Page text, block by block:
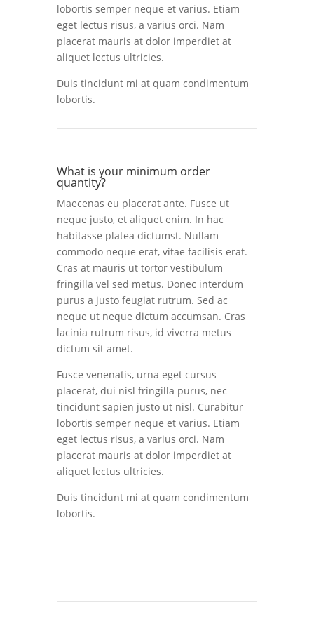
lobortis semper neque et varius. Etiam
eget lectus risus, a varius orci. Nam
placerat mauris at dolor imperdiet at
aliquet lectus ultricies.
Duis tincidunt mi at quam condimentum
lobortis.
What is your minimum order
quantity?
Maecenas eu placerat ante. Fusce ut
neque justo, et aliquet enim. In hac
habitasse platea dictumst. Nullam
commodo neque erat, vitae facilisis erat.
Cras at mauris ut tortor vestibulum
fringilla vel sed metus. Donec interdum
purus a justo feugiat rutrum. Sed ac
neque ut neque dictum accumsan. Cras
lacinia rutrum risus, id viverra metus
dictum sit amet.
Fusce venenatis, urna eget cursus
placerat, dui nisl fringilla purus, nec
tincidunt sapien justo ut nisl. Curabitur
lobortis semper neque et varius. Etiam
eget lectus risus, a varius orci. Nam
placerat mauris at dolor imperdiet at
aliquet lectus ultricies.
Duis tincidunt mi at quam condimentum
lobortis.